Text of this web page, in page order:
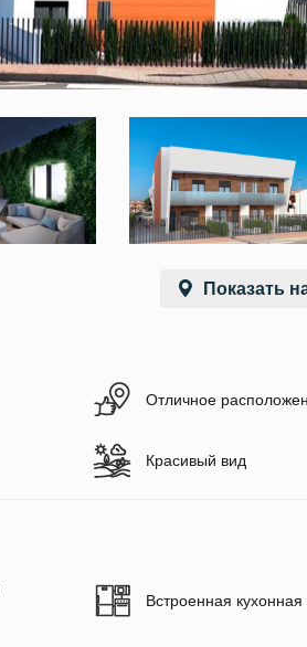
Показать
Отличное
Красивый вид
Встроенная кухонная